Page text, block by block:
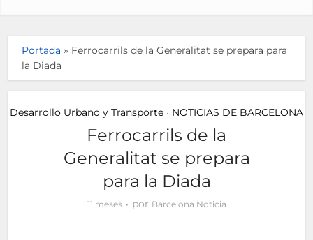
Portada » Ferrocarrils de la Generalitat se prepara para
la Diada
Desarrollo Urbano y Transporte • NOTICIAS DE BARCELONA
Ferrocarrils de la
Generalitat se prepara
para la Diada
11 meses por Barcelona Noticia